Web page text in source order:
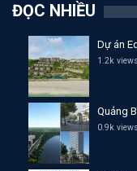
ĐỌC NHIỀU
Dự án
1.2k views
Quảng
0.9k views